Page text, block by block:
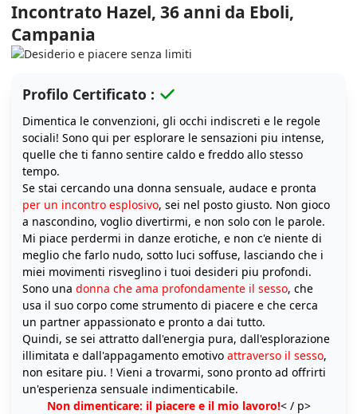
Incontrato Hazel, 36 anni da Eboli,
Campania
Profilo Certificato :
Dimentica le convenzioni, gli occhi indiscreti e le regole
sociali! Sono qui per esplorare le sensazioni piu intense,
quelle che ti fanno sentire caldo e freddo allo stesso
tempo.
Se stai cercando una donna sensuale, audace e pronta
per un incontro esplosivo, sei nel posto giusto. Non gioco
a nascondino, voglio divertirmi, e non solo con le parole.
Mi piace perdermi in danze erotiche, e non c'e niente di
meglio che farlo nudo, sotto luci soffuse, lasciando che i
miei movimenti risveglino i tuoi desideri piu profondi.
Sono una donna che ama profondamente il sesso, che
usa il suo corpo come strumento di piacere e che cerca
un partner appassionato e pronto a dai tutto.
Quindi, se sei attratto dall'energia pura, dall'esplorazione
illimitata e dall'appagamento emotivo attraverso il sesso,
non esitare piu. ! Vieni a trovarmi, sono pronto ad offrirti
un'esperienza sensuale indimenticabile.
Non dimenticare: il piacere e il mio lavoro!< / p>